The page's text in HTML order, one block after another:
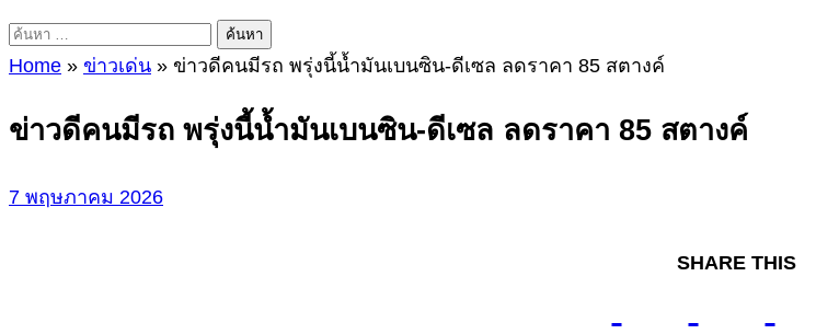
ค้นหา
สำหรับ:
Home » ข่าวเด่น » ข่าวดีคนมีรถ พรุ่งนี้น้ำมันเบนซิน-ดีเซล ลดราคา 85 สตางค์
ข่าวดีคนมีรถ พรุ่งนี้น้ำมันเบนซิน-ดีเซล ลดราคา 85 สตางค์
7 พฤษภาคม 2026
SHARE THIS